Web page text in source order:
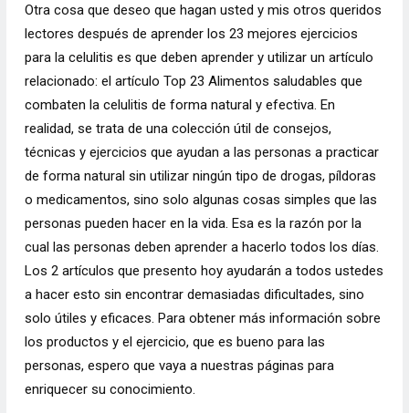
Otra cosa que deseo que hagan usted y mis otros queridos
lectores después de aprender los 23 mejores ejercicios
para la celulitis es que deben aprender y utilizar un artículo
relacionado: el artículo Top 23 Alimentos saludables que
combaten la celulitis de forma natural y efectiva. En
realidad, se trata de una colección útil de consejos,
técnicas y ejercicios que ayudan a las personas a practicar
de forma natural sin utilizar ningún tipo de drogas, píldoras
o medicamentos, sino solo algunas cosas simples que las
personas pueden hacer en la vida. Esa es la razón por la
cual las personas deben aprender a hacerlo todos los días.
Los 2 artículos que presento hoy ayudarán a todos ustedes
a hacer esto sin encontrar demasiadas dificultades, sino
solo útiles y eficaces. Para obtener más información sobre
los productos y el ejercicio, que es bueno para las
personas, espero que vaya a nuestras páginas para
enriquecer su conocimiento.